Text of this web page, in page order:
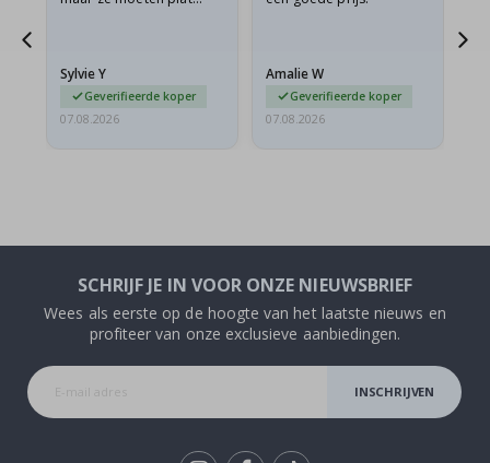
beetje…
Sylvie Y
Geverifieerde koper
07.08.2026
Amalie W
Geverifieerde koper
07.08.2026
SCHRIJF JE IN VOOR ONZE NIEUWSBRIEF
Wees als eerste op de hoogte van het laatste nieuws en
profiteer van onze exclusieve aanbiedingen.
INSCHRIJVEN